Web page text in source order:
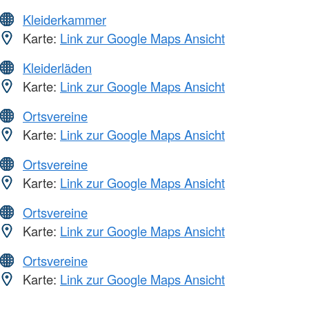
Kleiderkammer
Karte: Link zur Google Maps Ansicht
Kleiderläden
Karte: Link zur Google Maps Ansicht
Ortsvereine
Karte: Link zur Google Maps Ansicht
Ortsvereine
Karte: Link zur Google Maps Ansicht
Ortsvereine
Karte: Link zur Google Maps Ansicht
Ortsvereine
Karte: Link zur Google Maps Ansicht